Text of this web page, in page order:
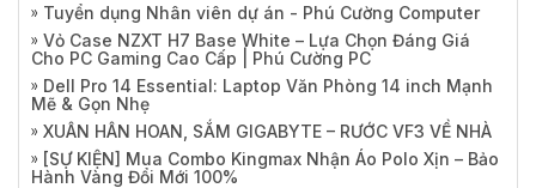
Tuyển dụng Nhân viên dự án - Phú Cường Computer
Vỏ Case NZXT H7 Base White – Lựa Chọn Đáng Giá
Cho PC Gaming Cao Cấp | Phú Cường PC
Dell Pro 14 Essential: Laptop Văn Phòng 14 inch Mạnh
Mẽ & Gọn Nhẹ
XUÂN HÂN HOAN, SẮM GIGABYTE – RƯỚC VF3 VỀ NHÀ
[SỰ KIỆN] Mua Combo Kingmax Nhận Áo Polo Xịn – Bảo
Hành Vàng Đổi Mới 100%